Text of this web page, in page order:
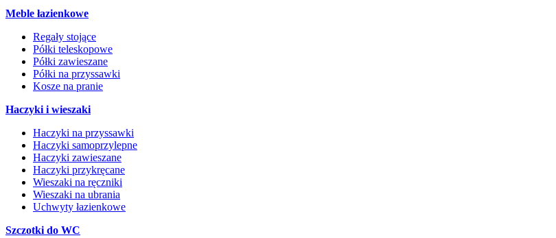
Meble łazienkowe
Regały stojące
Półki teleskopowe
Półki zawieszane
Półki na przyssawki
Kosze na pranie
Haczyki i wieszaki
Haczyki na przyssawki
Haczyki samoprzylepne
Haczyki zawieszane
Haczyki przykręcane
Wieszaki na ręczniki
Wieszaki na ubrania
Uchwyty łazienkowe
Szczotki do WC